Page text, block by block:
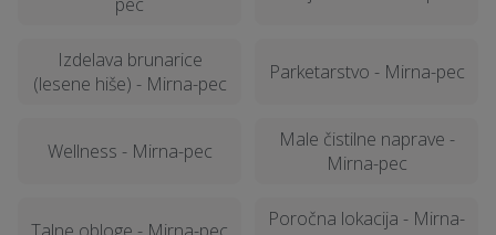
Izdelava brunarice
(lesene hiše) - Mirna-pec
Parketarstvo - Mirna-pec
Wellness - Mirna-pec
Male čistilne naprave -
Mirna-pec
Poročna lokacija - Mirna-